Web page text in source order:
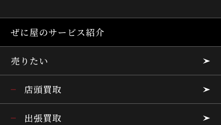
ぜに屋のサービス紹介
売りたい
店頭買取
出張買取